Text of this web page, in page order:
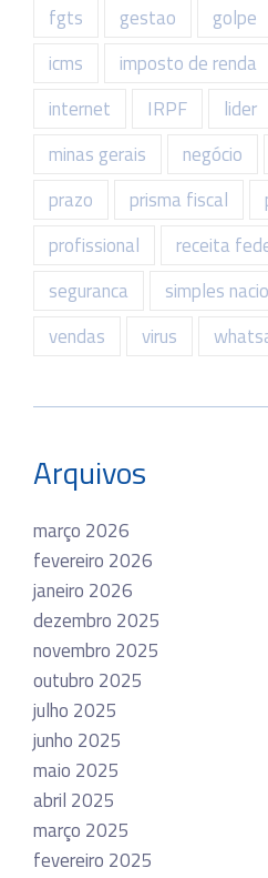
fgts
gestao golpe
icms
imposto de renda
internet
IRPF lider
minas gerais
negócio
prazo
prisma fiscal
profissional
receita
seguranca
simples
vendas
virus
Arquivos
março 2026
fevereiro 2026
janeiro 2026
dezembro 2025
novembro 2025
outubro 2025
julho 2025
junho 2025
maio 2025
abril 2025
março 2025
fevereiro 2025